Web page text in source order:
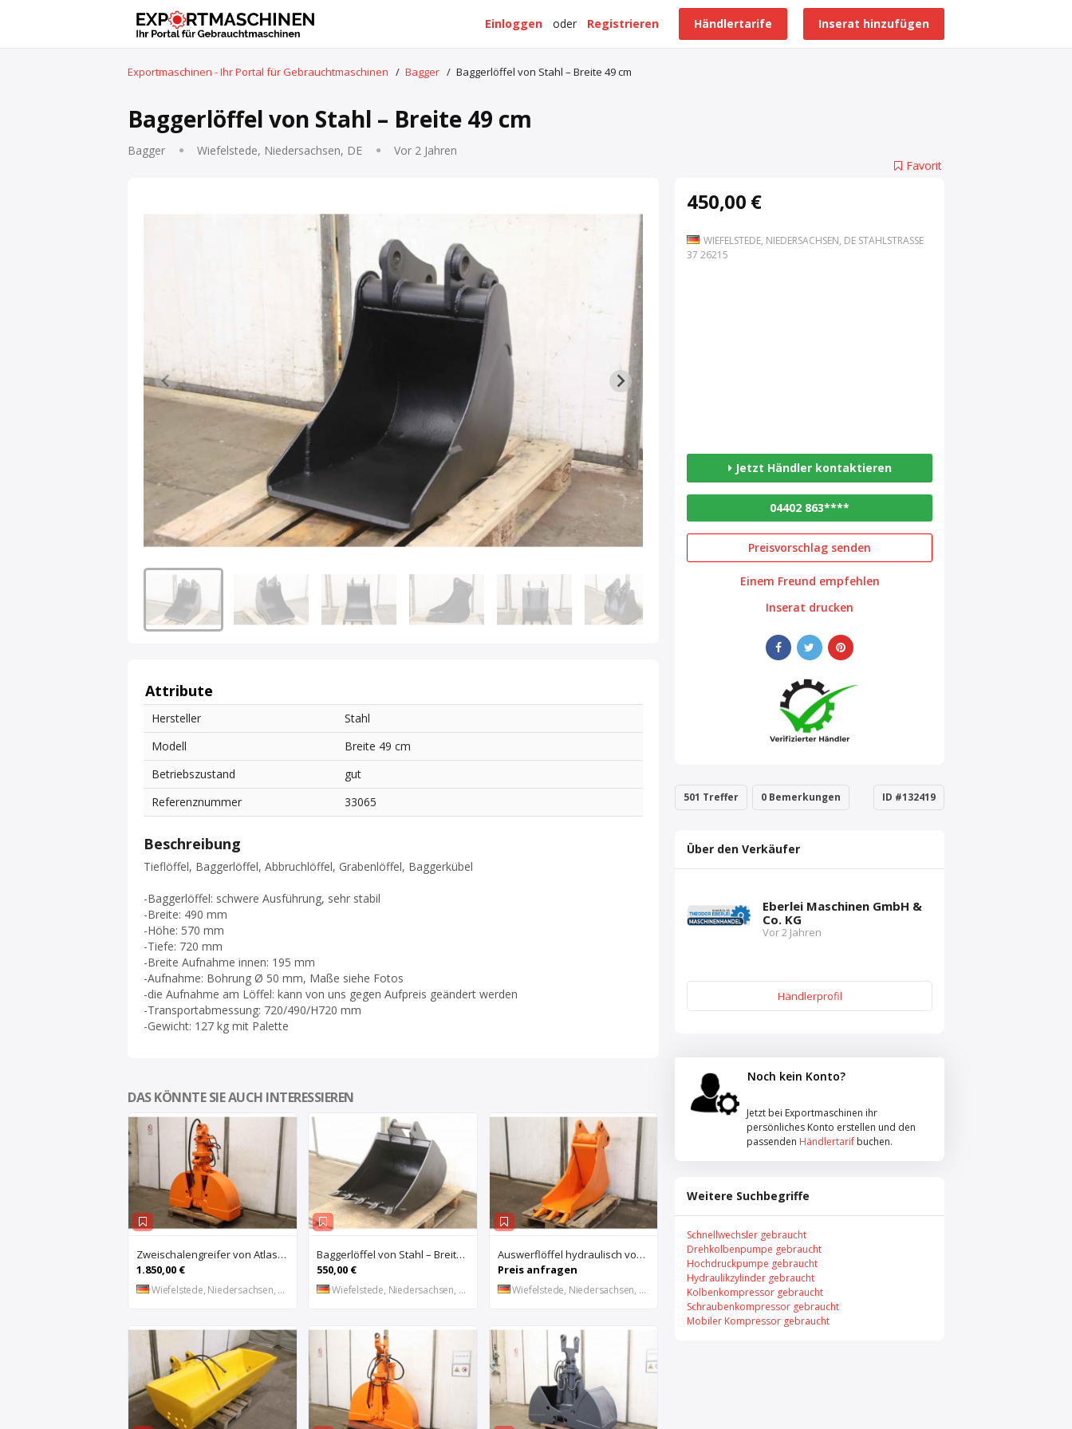
Inserat hinzufügen
Händlertarife
Registrieren
oder
Einloggen
Exportmaschinen - Ihr Portal für Gebrauchtmaschinen / Bagger / Baggerlöffel von Stahl – Breite 49 cm
Baggerlöffel von Stahl – Breite 49 cm
Bagger Wiefelstede, Niedersachsen, DE Vor 2 Jahren
Attribute
Hersteller
Stahl
Modell
Breite 49 cm
Betriebszustand
gut
Referenznummer
33065
Beschreibung
Tieflöffel, Baggerlöffel, Abbruchlöffel, Grabenlöffel, Baggerkübel
-Baggerlöffel: schwere Ausführung, sehr stabil
-Breite: 490 mm
-Höhe: 570 mm
-Tiefe: 720 mm
-Breite Aufnahme innen: 195 mm
-Aufnahme: Bohrung Ø 50 mm, Maße siehe Fotos
-die Aufnahme am Löffel: kann von uns gegen Aufpreis geändert werden
-Transportabmessung: 720/490/H720 mm
-Gewicht: 127 kg mit Palette
DAS KÖNNTE SIE AUCH INTERESSIEREN
Zweischalengreifer von Atlas – Breite 40 cm
1.850,00 €
Wiefelstede, Niedersachsen, DE
Baggerlöffel von Stahl – Breite 60 cm
550,00 €
Wiefelstede, Niedersachsen, DE
Auswerflöffel hydraulisch von Stahl – Breite 40 cm
Preis anfragen
Wiefelstede, Niedersachsen, DE
Favorit
450,00 €
WIEFELSTEDE, NIEDERSACHSEN, DE STAHLSTRASSE 3
7 26215
Jetzt Händler kontaktieren
04402 863****
Preisvorschlag senden
Einem Freund empfehlen
Inserat drucken
501 Treffer 0 Bemerkungen ID #132419
Über den Verkäufer
Eberlei Maschinen GmbH &
Co. KG
Vor 2 Jahren
Händlerprofil
Noch kein Konto?
Jetzt bei Exportmaschinen ihr
persönliches Konto erstellen und den
passenden Händlertarif buchen.
Weitere Suchbegriffe
Schnellwechsler gebraucht
Drehkolbenpumpe gebraucht
Hochdruckpumpe gebraucht
Hydraulikzylinder gebraucht
Kolbenkompressor gebraucht
Schraubenkompressor gebraucht
Mobiler Kompressor gebraucht